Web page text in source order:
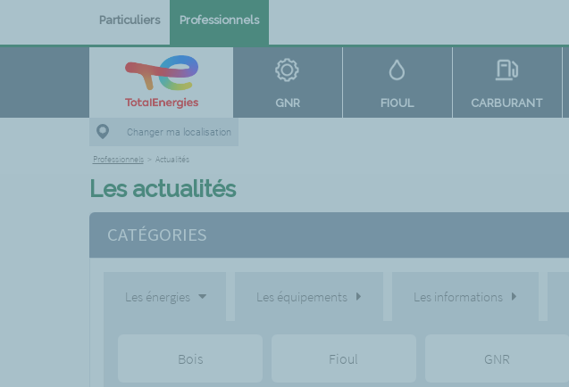
Particuliers Professionnels
GNR FIOUL CARBURANT
Changer ma localisation
Professionnels > Actualités
Les actualités
CATÉGORIES
Les énergies Les équipements Les informations
Bois Fioul GNR